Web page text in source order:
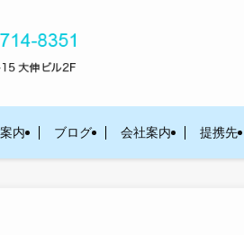
内 ブログ 会社案内 提携先